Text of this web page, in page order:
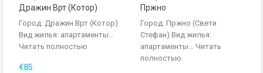
Дражин Врт (Котор)
Город: Дражин Врт (Котор)
Вид жилья: апартаменты…
Читать полностью
€85
Пржно
Город: Пржно (Свети
Стефан) Вид жилья:
апартаменты… Читать
полностью